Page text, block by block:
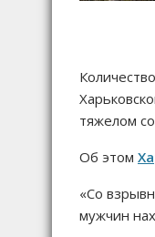
тяжелом
Об этом
«Со
мужчин